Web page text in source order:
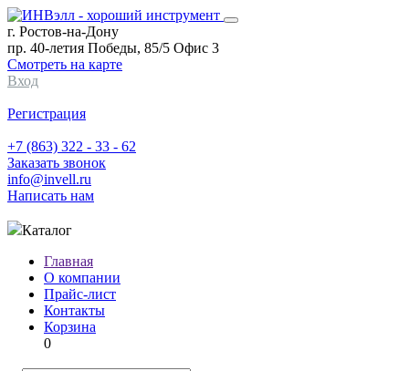
г. Ростов-на-Дону
пр. 40-летия Победы, 85/5 Офис 3
Смотреть на карте
Вход
Регистрация
+7 (863) 322 - 33 - 62
Заказать звонок
info@invell.ru
Написать нам
Каталог
Главная
О компании
Прайс-лист
Контакты
Корзина
0